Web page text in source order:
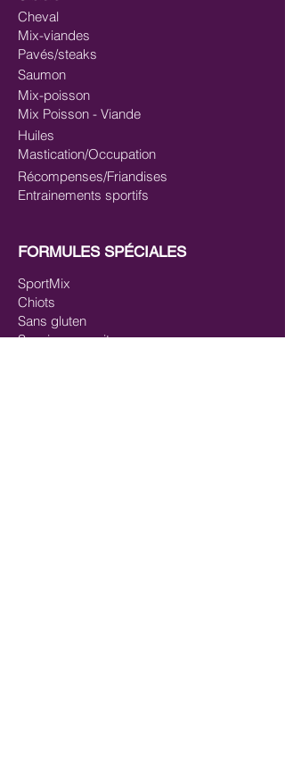
Cheval
Mix-viandes
Pavés/steaks
Saumon
Mix-poisson
Mix Poisson - Viande
Huiles
Mastication/Occupation
Récompenses/Friandises
Entrainements sportifs
FORMULES SPÉCIALES
SportMix
Chiots
Sans gluten
Saucissons cuits